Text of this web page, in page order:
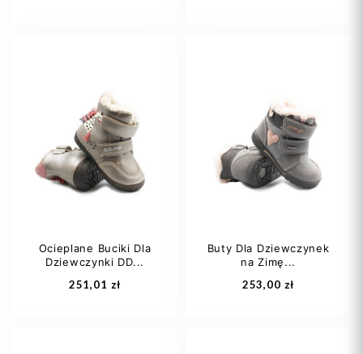
30
Dodaj do koszyka
21 22
Dodaj do koszyka
Ocieplane Buciki Dla
Dziewczynki DD...
251,01 zł
Buty Dla Dziewczynek
na Zimę...
253,00 zł